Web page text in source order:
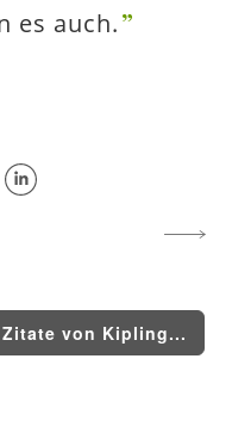
es auch.
von Kipling...